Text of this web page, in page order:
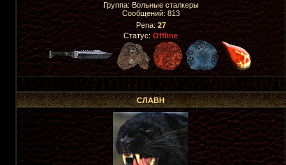
Группа: Вольные сталкеры
Сообщений: 813
Репа: 27
Статус:Offline
СЛАВН